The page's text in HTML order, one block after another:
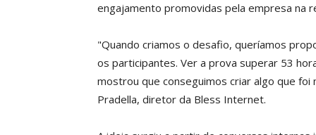
engajamento promovidas pela empresa na
"Quando criamos o desafio, queríamos
os participantes. Ver a prova superar 53
mostrou que conseguimos criar algo que foi
Pradella, diretor da Bless Internet.